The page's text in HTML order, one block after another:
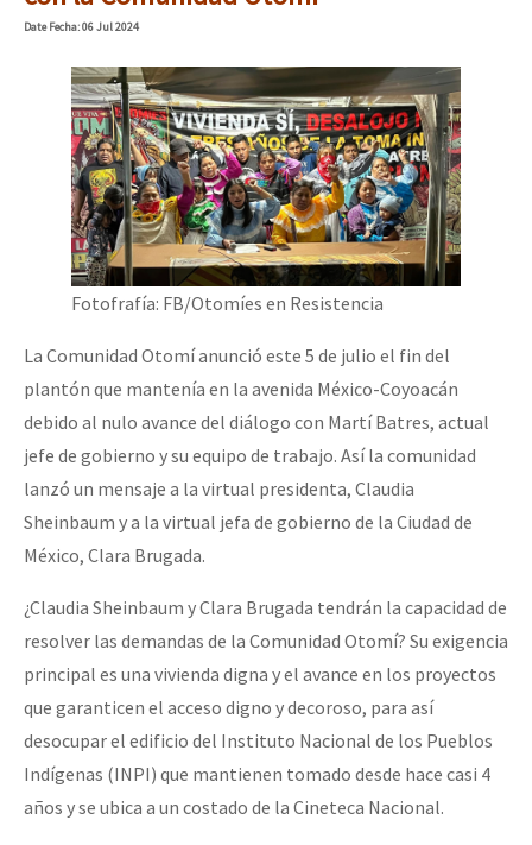
Mundo
La Sexta
AutonomÍa y Resistencia
Megaproyectos
Migración
Presos
Niñxs
ETIQUETAS
MULTIMEDIA
Audio
Fotorreportaje
Video
Otras secciones
Semillero Guerra contra la Humanidad. (Las poblaciones y
la naturaleza bajo asedio)
Libros para descargar
Medios Libres
[CDMX – 20 julio] Jornadas globales por la libertad de Jesús
“Sonhando a Terra do Bem Virá” se publica no Estado Espanhol
Se o México sabe, que o mundo saiba! Nossas lutas pela
[25 abr – CDMX] Tokín por el CNI: 30 años de Resistencia y
DateFecha: 06 Jul 2024
Fotofrafía: FB/Otomíes en Resistencia
La Comunidad Otomí anunció este 5 de julio el fin del
plantón que mantenía en la avenida México-Coyoacán
debido al nulo avance del diálogo con Martí Batres, actual
jefe de gobierno y su equipo de trabajo. Así la comunidad
lanzó un mensaje a la virtual presidenta, Claudia
Sheinbaum y a la virtual jefa de gobierno de la Ciudad de
México, Clara Brugada.
¿Claudia Sheinbaum y Clara Brugada tendrán la capacidad de
resolver las demandas de la Comunidad Otomí? Su exigencia
principal es una vivienda digna y el avance en los proyectos
que garanticen el acceso digno y decoroso, para así
desocupar el edificio del Instituto Nacional de los Pueblos
Indígenas (INPI) que mantienen tomado desde hace casi 4
años y se ubica a un costado de la Cineteca Nacional.